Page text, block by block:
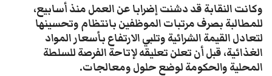
وكانت النقابة قد دشنت إضرابا عن العمل منذ أسابيع،
للمطالبة بصرف مرتبات الموظفين بانتظام وتحسينها
لتعادل القيمة الشرائية وتلبي الارتفاع بأسعار المواد
الغذائية، قبل أن تعلن تعليقه لإتاحة الفرصة للسلطة
المحلية والحكومة لوضع حلول ومعالجات.